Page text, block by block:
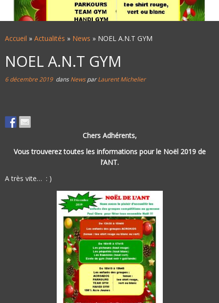
Accueil » Actualités » News » NOEL A.N.T GYM
NOEL A.N.T GYM
6 décembre 2019dansNewsparLaurent Michelier
Chers Adhérents,
Vous trouverez toutes les informations pour le Noël 2019 de
l’ANT.
A très vite… : )